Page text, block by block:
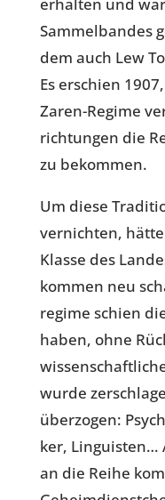
Sam­mel­ban­des
dem auch Lew
Es erschien
Zaren-Regime
rich­tun­gen die
zu bekommen.
Um diese
ver­nich­ten,
Klasse des
kom­men neu
re­gime schien
haben, ohne
wurde
über­zo­gen:
ker, Lin­gu­is­ten…
an die Reihe